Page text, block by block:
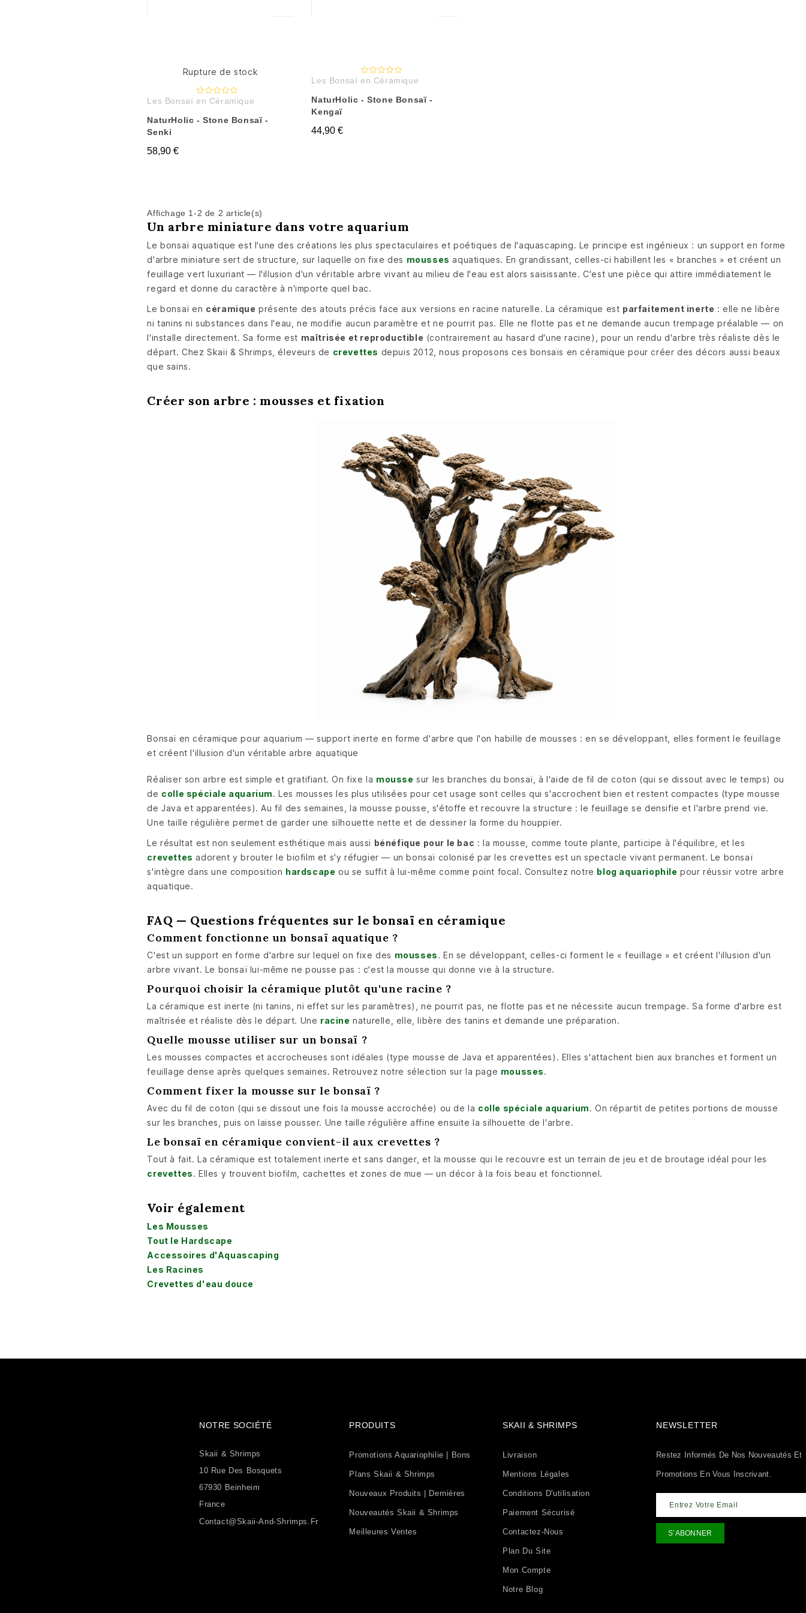
Rupture de stock
Les Bonsaï en Céramique
NaturHolic - Stone Bonsaï -
Senki
58,90 €
Les Bonsaï en Céramique
NaturHolic - Stone Bonsaï -
Kengaï
44,90 €
Affichage 1-2 de 2 article(s)
Un arbre miniature dans votre aquarium
Le bonsaï aquatique est l'une des créations les plus spectaculaires et poétiques de l'aquascaping. Le principe est ingénieux : un support en forme
d'arbre miniature sert de structure, sur laquelle on fixe des mousses aquatiques. En grandissant, celles-ci habillent les « branches » et créent un
feuillage vert luxuriant — l'illusion d'un véritable arbre vivant au milieu de l'eau est alors saisissante. C'est une pièce qui attire immédiatement le
regard et donne du caractère à n'importe quel bac.
Le bonsaï en céramique présente des atouts précis face aux versions en racine naturelle. La céramique est parfaitement inerte : elle ne libère
ni tanins ni substances dans l'eau, ne modifie aucun paramètre et ne pourrit pas. Elle ne flotte pas et ne demande aucun trempage préalable — on
l'installe directement. Sa forme est maîtrisée et reproductible (contrairement au hasard d'une racine), pour un rendu d'arbre très réaliste dès le
départ. Chez Skaii & Shrimps, éleveurs de crevettes depuis 2012, nous proposons ces bonsaïs en céramique pour créer des décors aussi beaux
que sains.
Créer son arbre : mousses et fixation
Bonsaï en céramique pour aquarium — support inerte en forme d'arbre que l'on habille de mousses : en se développant, elles forment le feuillage
et créent l'illusion d'un véritable arbre aquatique
Réaliser son arbre est simple et gratifiant. On fixe la mousse sur les branches du bonsaï, à l'aide de fil de coton (qui se dissout avec le temps) ou
de colle spéciale aquarium. Les mousses les plus utilisées pour cet usage sont celles qui s'accrochent bien et restent compactes (type mousse
de Java et apparentées). Au fil des semaines, la mousse pousse, s'étoffe et recouvre la structure : le feuillage se densifie et l'arbre prend vie.
Une taille régulière permet de garder une silhouette nette et de dessiner la forme du houppier.
Le résultat est non seulement esthétique mais aussi bénéfique pour le bac : la mousse, comme toute plante, participe à l'équilibre, et les
crevettes adorent y brouter le biofilm et s'y réfugier — un bonsaï colonisé par les crevettes est un spectacle vivant permanent. Le bonsaï
s'intègre dans une composition hardscape ou se suffit à lui-même comme point focal. Consultez notre blog aquariophile pour réussir votre arbre
aquatique.
FAQ — Questions fréquentes sur le bonsaï en céramique
Comment fonctionne un bonsaï aquatique ?
C'est un support en forme d'arbre sur lequel on fixe des mousses. En se développant, celles-ci forment le « feuillage » et créent l'illusion d'un
arbre vivant. Le bonsaï lui-même ne pousse pas : c'est la mousse qui donne vie à la structure.
Pourquoi choisir la céramique plutôt qu'une racine ?
La céramique est inerte (ni tanins, ni effet sur les paramètres), ne pourrit pas, ne flotte pas et ne nécessite aucun trempage. Sa forme d'arbre est
maîtrisée et réaliste dès le départ. Une racine naturelle, elle, libère des tanins et demande une préparation.
Quelle mousse utiliser sur un bonsaï ?
Les mousses compactes et accrocheuses sont idéales (type mousse de Java et apparentées). Elles s'attachent bien aux branches et forment un
feuillage dense après quelques semaines. Retrouvez notre sélection sur la page mousses.
Comment fixer la mousse sur le bonsaï ?
Avec du fil de coton (qui se dissout une fois la mousse accrochée) ou de la colle spéciale aquarium. On répartit de petites portions de mousse
sur les branches, puis on laisse pousser. Une taille régulière affine ensuite la silhouette de l'arbre.
Le bonsaï en céramique convient-il aux crevettes ?
Tout à fait. La céramique est totalement inerte et sans danger, et la mousse qui le recouvre est un terrain de jeu et de broutage idéal pour les
crevettes. Elles y trouvent biofilm, cachettes et zones de mue — un décor à la fois beau et fonctionnel.
Voir également
Les Mousses
Tout le Hardscape
Accessoires d'Aquascaping
Les Racines
Crevettes d'eau douce
NOTRE SOCIÉTÉ
Skaii & Shrimps
10 Rue Des Bosquets
67930 Beinheim
France
Contact@skaii-And-Shrimps.fr
PRODUITS
Promotions Aquariophilie | Bons
Plans Skaii & Shrimps
Nouveaux Produits | Dernières
Nouveautés Skaii & Shrimps
Meilleures Ventes
SKAII & SHRIMPS
Livraison
Mentions Légales
Conditions D'utilisation
Paiement Sécurisé
Contactez-Nous
Plan Du Site
Mon Compte
Notre Blog
NEWSLETTER
Restez Informés De Nos Nouveautés Et
Promotions En Vous Inscrivant.